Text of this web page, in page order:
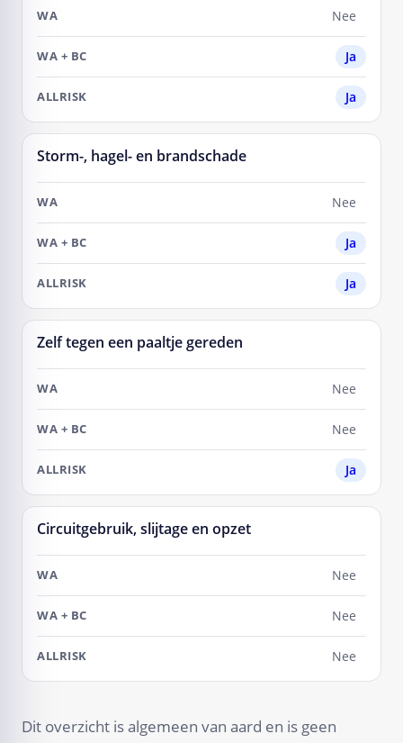
Nee
Ja
Ja
Storm-, hagel- en brandschade
Nee
Ja
Ja
Zelf tegen een paaltje gereden
Nee
Nee
Ja
Circuitgebruik, slijtage en opzet
Nee
Nee
Nee
Dit overzicht is algemeen van aard en is geen